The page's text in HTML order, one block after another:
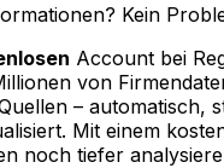
Kein
Account bei
von
– automatisch,
Mit einem
noch tiefer